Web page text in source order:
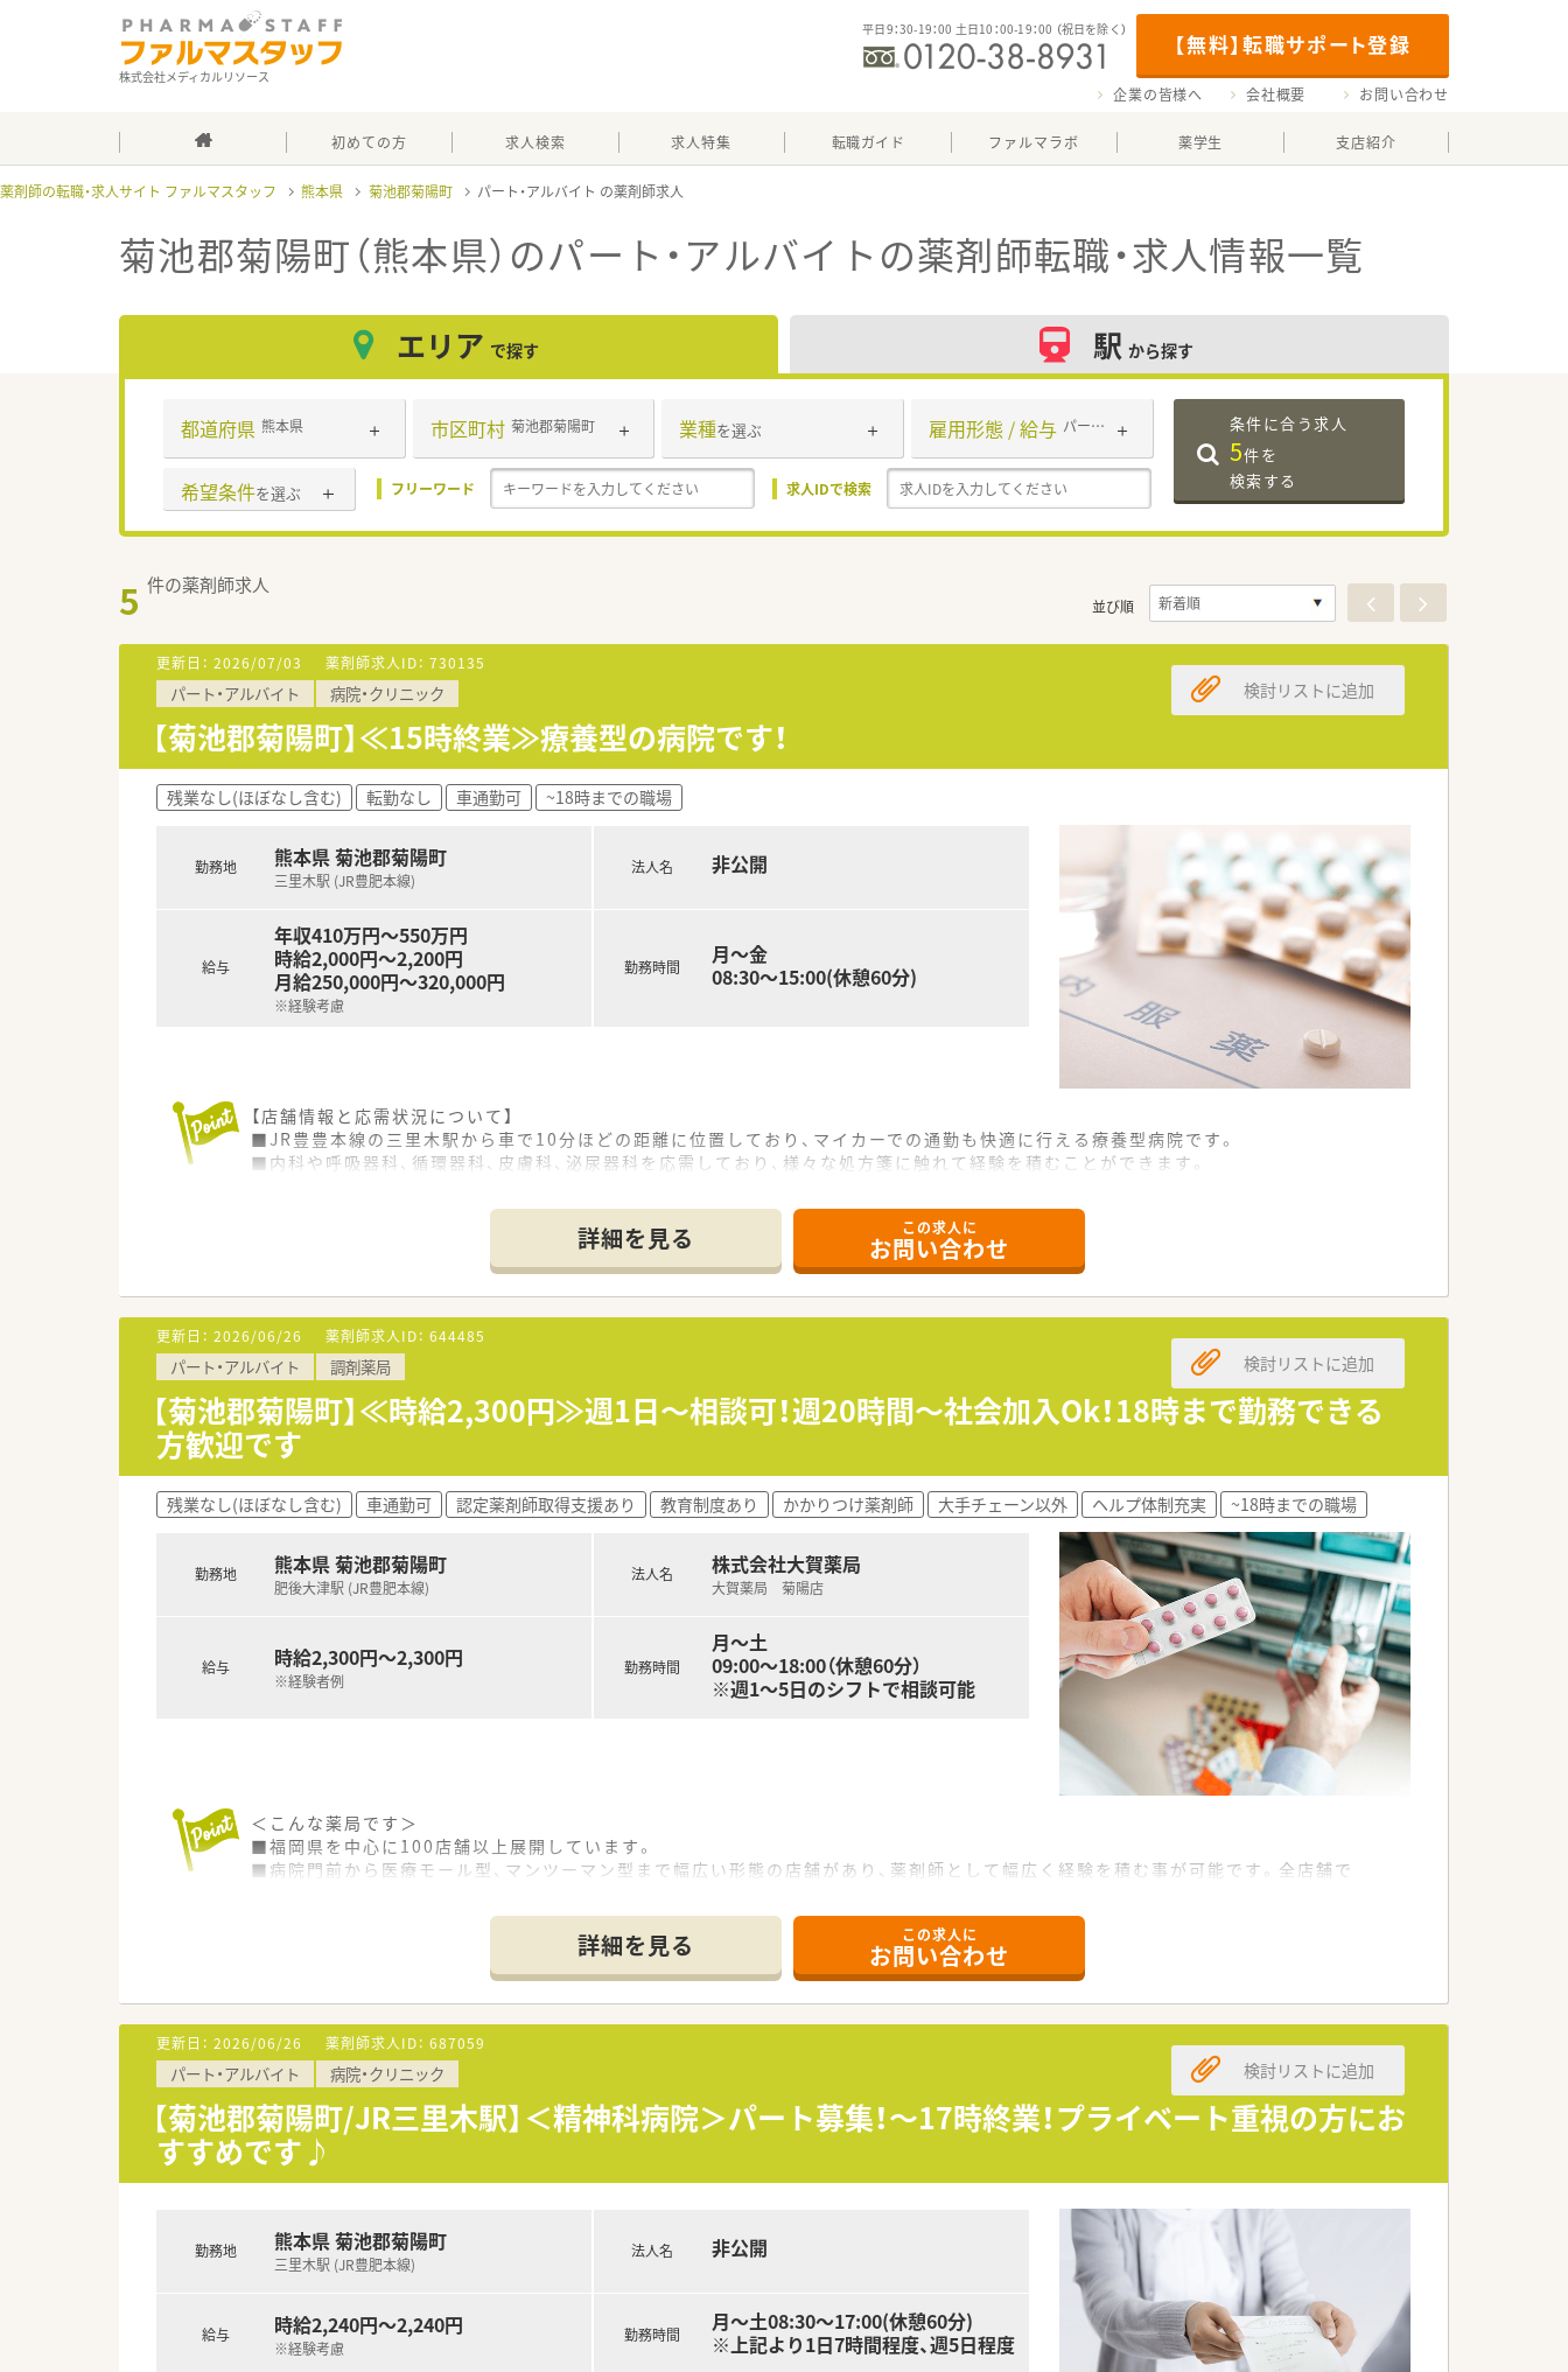
株式会社メディカルリソース
【無料】転職サポート登録
平日9：30-19：00 土日10：00-19：00 （祝日を除く）
企業の皆様へ 会社概要 お問い合わせ
初めての方 求人検索 求人特集 転職ガイド ファルマラボ 薬学生 支店紹介
薬剤師の転職・求人サイト ファルマスタッフ 熊本県 菊池郡菊陽町 パート・アルバイト
菊池郡菊陽町（熊本県）のパート・アルバイトの薬剤師転職・求人情報一覧
エリア で探す 駅 から探す
都道府県 熊本県 市区町村 菊池郡菊陽町 業種を選ぶ 雇用形態 / 給与 パート・アルバイト
希望条件を選ぶ フリーワード 求人IDで検索
条件に合う求人
5件を
検索する
5 件の薬剤師求人
並び順
更新日： 2026/07/03 薬剤師求人ID： 730135
パート・アルバイト 病院・クリニック
【菊池郡菊陽町】≪15時終業≫療養型の病院です！
検討リストに追加
残業なし(ほぼなし含む) 転勤なし 車通勤可 ~18時までの職場
勤務地 熊本県 菊池郡菊陽町
三里木駅 (JR豊肥本線)
給与
年収410万円～550万円
時給2,000円～2,200円
月給250,000円～320,000円
※経験考慮
法人名 非公開
勤務時間
月～金
08:30～15:00(休憩60分)
【店舗情報と応需状況について】
■JR豊豊本線の三里木駅から車で10分ほどの距離に位置しており、マイカーでの通勤も快適に行える療養型病院です。
■内科や呼吸器科、循環器科、皮膚科、泌尿器科を応需しており、様々な処方箋に触れて経験を積むことができます。
■今回は職場における欠員補充を目的としており、すぐにでも勤務を開始できる方を対象として急募しています。
■調剤実務の未経験者やブランクがある方も歓迎しており、年齢や経験を問わず幅広い方からのご応募を募っています。
■子育てをしながら限られた時間の中で、効率よく協力し合って業務に取り組める薬剤師様を求めています。
【法人特徴について】
■病床数111床を擁するケアミックス型病院であり、地域医療の基盤として広範囲な医療ニーズへ対応しています。
■在宅支援病院として訪問看護ステーションとも密に協力し、24時間365日の充実した対応体制を整えています。
■地域に密着した高度医療も行える病院として、患者様一人ひとりに寄り添う安心の医療サービスを届けています。
詳細を見る この求人に
お問い合わせ
更新日： 2026/06/26 薬剤師求人ID： 644485
パート・アルバイト 調剤薬局
【菊池郡菊陽町】≪時給2,300円≫週1日～相談可！週20時間～社会加入Ok！18時まで勤務できる
方歓迎です
検討リストに追加
残業なし(ほぼなし含む) 車通勤可 認定薬剤師取得支援あり 教育制度あり かかりつけ薬剤師 大手チェーン以外 ヘルプ体制充実 ~18時までの職場
勤務地 熊本県 菊池郡菊陽町
肥後大津駅 (JR豊肥本線)
給与 時給2,300円～2,300円
※経験者例
法人名 株式会社大賀薬局
大賀薬局 菊陽店
勤務時間
月～土
09:00～18:00（休憩60分）
※週1～5日のシフトで相談可能
＜こんな薬局です＞
■福岡県を中心に100店舗以上展開しています。
■病院門前から医療モール型、マンツーマン型まで幅広い形態の店舗があり、薬剤師として幅広く経験を積む事が可能です。全店舗で
■処方箋枚数に対して20枚/人程度の人数体制を維持しております。
■服薬履歴を全店オンライン共有し、自宅近く以外でも飲み合わせ・重複チェックができる体制を整えています。
■会社の収益が高ければ、社員の皆さんに給与として還元をしており、頑張りに応じて評価頂ける会社です。
■近隣の病院・眼科クリニックから主に応需しています。
■幅広い科目に携わることができスキルアップできる環境です。
■薬局内は解放感あふれた綺麗な内装です。
＜ワークライフバランスの推進＞
■お客様の満足度をあげるには社員の満足度を上げるしかないと考えており、社員のワークライフバランスを真剣に考え従業員が働き
やすい環境作りに取り組んでいます。
■出産・育児休暇の取得率が高く、常時30～40名が育児に専念しており復帰率が非常に高いです。
■九州ではめずらしい完全週休2日制の薬局で年間休日115日ございます。プライベートの充実が仕事の質につながるという観点で、
「従業員満足がお客様満足につながる」という理念の根幹であり、長年従業員から愛される秘訣です。
ハートクロス休暇(長期有給消化制度)や育休・産休取得率が高く、長く働くことが出来る職場環境です。
＜充実の研修制度＞
■必須研修やアドバンス研修、マネジメント研修などご自身のレベルに応じた研修の受講が可能です。在宅やセルフメディケーション、
詳細を見る この求人に
お問い合わせ
更新日： 2026/06/26 薬剤師求人ID： 687059
パート・アルバイト 病院・クリニック
【菊池郡菊陽町/JR三里木駅】＜精神科病院＞パート募集！～17時終業！プライベート重視の方にお
すすめです♪
検討リストに追加
勤務地 熊本県 菊池郡菊陽町
三里木駅 (JR豊肥本線)
給与 時給2,240円～2,240円
※経験考慮
法人名 非公開
勤務時間
月～土08:30～17:00(休憩60分)
※上記より1日7時間程度、週5日程度